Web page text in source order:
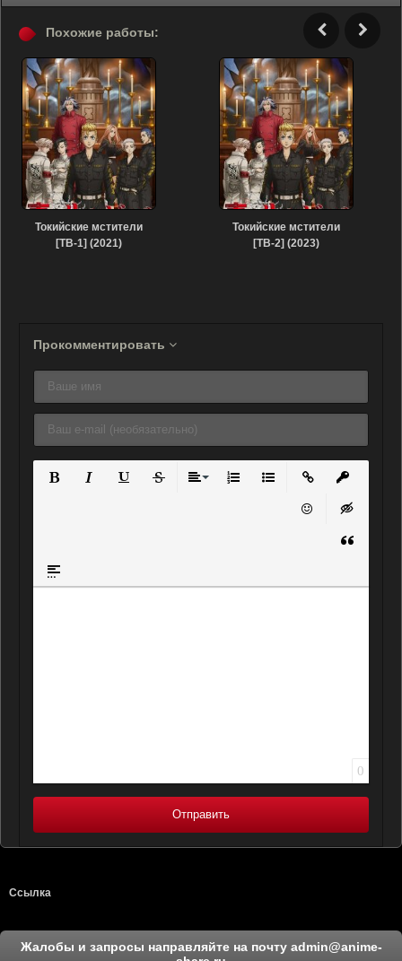
Похожие работы:
Токийские мстители
[ТВ-1] (2021)
Токийские мстители
[ТВ-2] (2023)
Прокомментировать
Нумерованный список
Маркированный
Вставить ссылку
Вставить
0
Отправить
Ссылка
Жалобы и запросы направляйте на почту admin@anime-